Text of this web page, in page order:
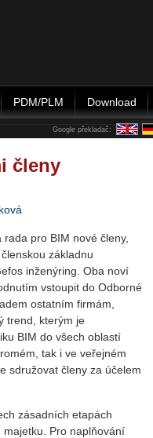
PDM/PLM Download
Google překladač:
členy
pro BIM nové členy,
základnu
inženýring. Oba noví
vstoupit do Odborné
ostatním firmám,
trend, kterým je
BIM do všech oblastí
tak i ve veřejném
sdružovat členy za účelem
zásadních etapách
Pro naplňování